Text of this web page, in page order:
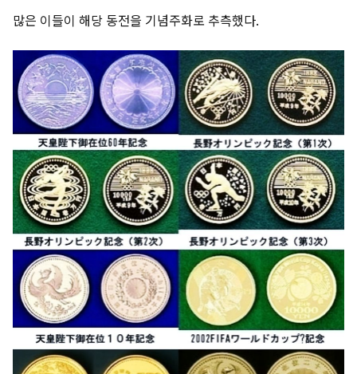
많은 이들이 해당 동전을 기념주화로 추측했다.